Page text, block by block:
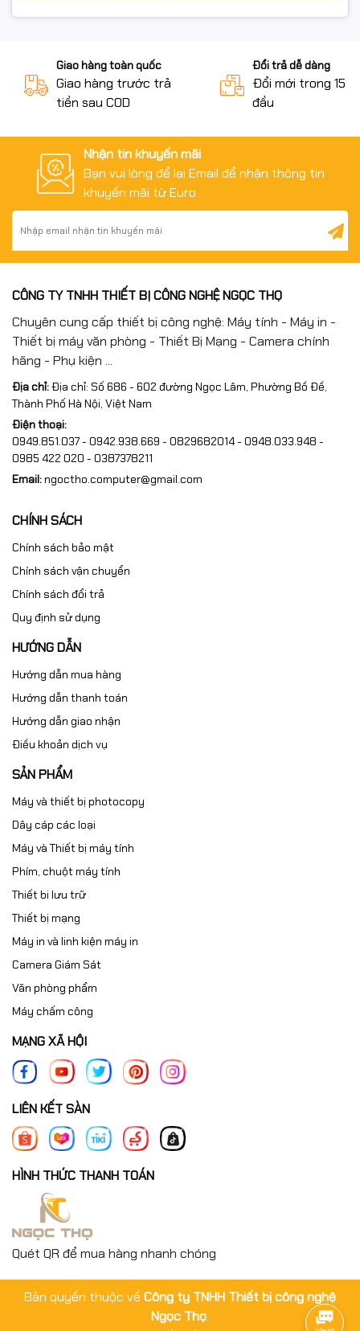
Bao bì/tem nhãn rách nát, bẩn, không còn nguyên vẹn.
chuyển.
#mucEpson #Epson664 #boMuc664
#muc664nhapkhau#muc664BK #mucden#muc664C
#mauxanh#muc664Y #mauvang#muc664M#maudo
#mucinphun #mucmayin #EpsonL360 #EpsonL310
#EpsonL1300
#MucInGiaDinh #MucInVanPhong #FullVAT
Giao hàng toàn quốc
Giao hàng trước trả
tiền sau COD
Đổi trả dễ dàng
Đổi mới trong 15
đầu
Nhận tin khuyến mãi
Bạn vui lòng để lại Email để nhận thông tin
khuyến mãi từ Euro
CÔNG TY TNHH THIẾT BỊ CÔNG NGHỆ NGỌC THỌ
Chuyên cung cấp thiết bị công nghệ: Máy tính - Máy in -
Thiết bị máy văn phòng - Thiết Bị Mạng - Camera chính
hãng - Phụ kiện ...
Địa chỉ:Địa chỉ: Số 686 - 602 đường Ngọc Lâm, Phường Bồ Đề,
Thành Phố Hà Nội, Việt Nam
Điện thoại:
0949.851.037 - 0942.938.669 - 0829682014 - 0948.033.948 -
0985 422 020 - 0387378211
Email:ngoctho.computer@gmail.com
CHÍNH SÁCH
Chính sách bảo mật
Chính sách vận chuyển
Chính sách đổi trả
Quy định sử dụng
HƯỚNG DẪN
Hướng dẫn mua hàng
Hướng dẫn thanh toán
Hướng dẫn giao nhận
Điều khoản dịch vụ
SẢN PHẨM
Máy và thiết bị photocopy
Dây cáp các loại
Máy và Thiết bị máy tính
Phím, chuột máy tính
Thiết bi lưu trữ
Thiết bị mạng
Máy in và linh kiện máy in
Camera Giám Sát
Văn phòng phẩm
Máy chấm công
MẠNG XÃ HỘI
LIÊN KẾT SÀN
HÌNH THỨC THANH TOÁN
Quét QR để mua hàng nhanh chóng
Bản quyền thuộc về Công ty TNHH Thiết bị công nghệ
Ngọc Thọ.